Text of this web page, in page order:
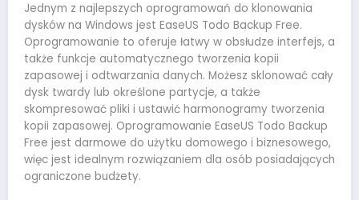
Jednym z najlepszych oprogramowań do klonowania
dysków na Windows jest EaseUS Todo Backup Free.
Oprogramowanie to oferuje łatwy w obsłudze interfejs, a
także funkcje automatycznego tworzenia kopii
zapasowej i odtwarzania danych. Możesz sklonować cały
dysk twardy lub określone partycje, a także
skompresować pliki i ustawić harmonogramy tworzenia
kopii zapasowej. Oprogramowanie EaseUS Todo Backup
Free jest darmowe do użytku domowego i biznesowego,
więc jest idealnym rozwiązaniem dla osób posiadających
ograniczone budżety.